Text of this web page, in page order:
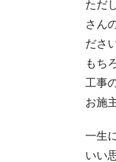
ただ
さん
ださ
もち
工事
お施
一生
いい